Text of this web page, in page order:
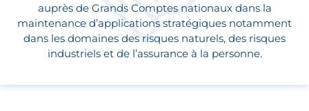
auprès de Grands Comptes nationaux dans la
maintenance d’applications stratégiques notamment
dans les domaines des risques naturels, des risques
industriels et de l’assurance à la personne.